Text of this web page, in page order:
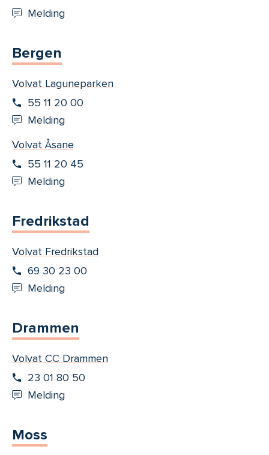
Melding
Bergen
Volvat Laguneparken
55 11 20 00
Melding
Volvat Åsane
55 11 20 45
Melding
Fredrikstad
Volvat Fredrikstad
69 30 23 00
Melding
Drammen
Volvat CC Drammen
23 01 80 50
Melding
Moss